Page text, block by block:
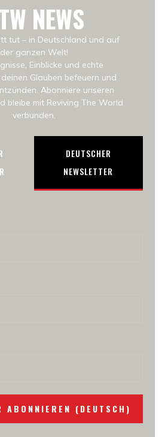
NEWS
tut – in Deutschland und auf
der ganzen Welt!
Einblicke und echte
Glauben befeuern und
Abonniere unseren
bleibe mit Reviving The World
verbunden.
DEUTSCHER
NEWSLETTER
ABONNIEREN (DEUTSCH)